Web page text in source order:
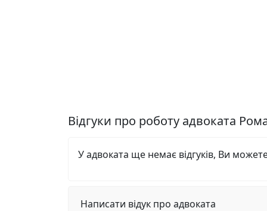
Відгуки про роботу адвоката
У адвоката ще немає відгуків, Ви
Написати відук про адвоката